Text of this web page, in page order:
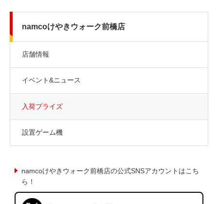
namcoけやきウォーク前橋店
店舗情報
イベント&ニュース
入荷プライズ
設置ゲーム機
namcoけやきウォーク前橋店の公式SNSアカウントはこち
ら！